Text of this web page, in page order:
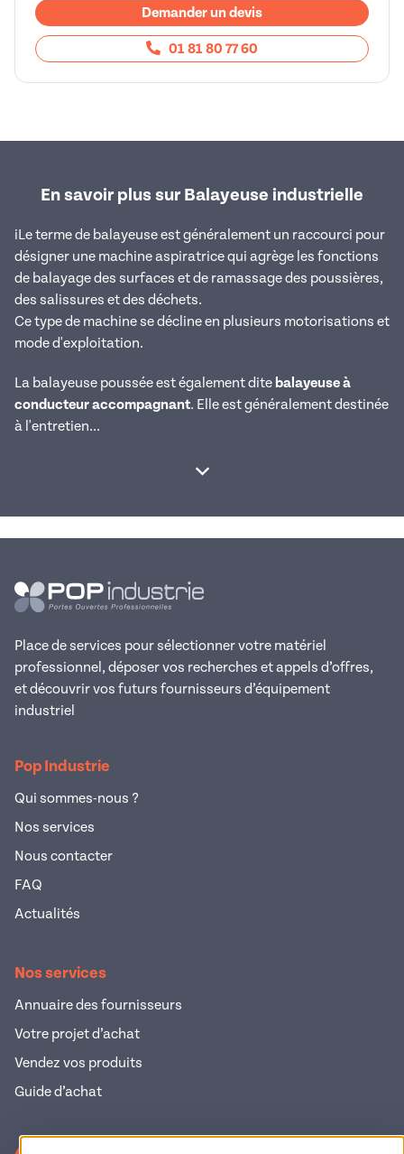
Demander un devis
01 81 80 77 60
En savoir plus sur Balayeuse industrielle
iLe terme de balayeuse est généralement un raccourci pour
désigner une machine aspiratrice qui agrège les fonctions
de balayage des surfaces et de ramassage des poussières,
des salissures et des déchets.
Ce type de machine se décline en plusieurs motorisations et
mode d'exploitation.
La balayeuse poussée est également dite balayeuse à
conducteur accompagnant. Elle est généralement destinée
à l'entretien...
Afficher la suite
Place de services pour sélectionner votre matériel
professionnel, déposer vos recherches et appels d’offres,
et découvrir vos futurs fournisseurs d’équipement
industriel
Pop Industrie
Qui sommes-nous ?
Nos services
Nous contacter
FAQ
Actualités
Nos services
Annuaire des fournisseurs
Votre projet d’achat
Vendez vos produits
Guide d’achat